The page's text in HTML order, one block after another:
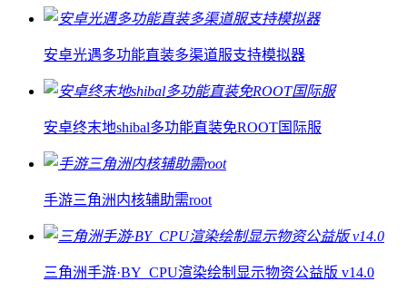
安卓光遇多功能直装多渠道服支持模拟器
安卓终末地shibal多功能直装免ROOT国际服
手游三角洲内核辅助需root
三角洲手游·BY_CPU渲染绘制显示物资公益版 v14.0